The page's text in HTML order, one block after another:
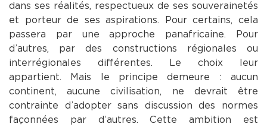
dans ses réalités, respectueux de ses souverainetés
et porteur de ses aspirations. Pour certains, cela
passera par une approche panafricaine. Pour
d’autres, par des constructions régionales ou
interrégionales différentes. Le choix leur
appartient. Mais le principe demeure : aucun
continent, aucune civilisation, ne devrait être
contrainte d’adopter sans discussion des normes
façonnées par d’autres. Cette ambition est